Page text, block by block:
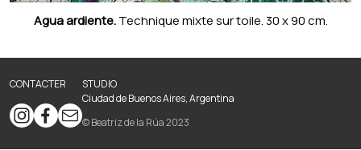
Biographie
Actualités
Agua ardiente.Technique mixte sur toile. 30 x 90 cm.
CONTACTER
STUDIO
Ciudad de Buenos Aires, Argentina
© Beatriz de la Rúa 2023